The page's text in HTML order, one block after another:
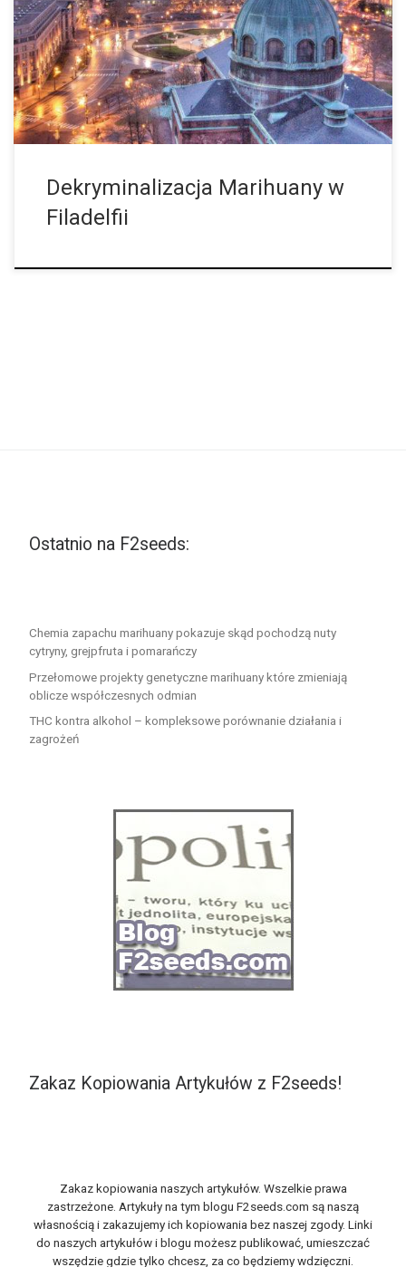
która zdekryminalizowałaby więcej niż uncję marihuany. Wniosek,
napisany przez radnego Jima Kenneya spowodowałby że
posiadanie do 30 gramów cannabis jest tylko karą cywilną,
karaną grzywną w wysokości 25 dolarów amerykańskich. Ci,
którzy zostaną schwytani za posiadanie, mogą od razu zapłacić
grzywnę, aby uniknąć w przyszłości problemów […]
Dekryminalizacja Marihuany w
Filadelfii
Ostatnio na F2seeds:
Chemia zapachu marihuany pokazuje skąd pochodzą nuty
cytryny, grejpfruta i pomarańczy
Przełomowe projekty genetyczne marihuany które zmieniają
oblicze współczesnych odmian
THC kontra alkohol – kompleksowe porównanie działania i
zagrożeń
Zakaz Kopiowania Artykułów z F2seeds!
Zakaz kopiowania naszych artykułów. Wszelkie prawa
zastrzeżone. Artykuły na tym blogu F2seeds.com są naszą
własnością i zakazujemy ich kopiowania bez naszej zgody. Linki
do naszych artykułów i blogu możesz publikować, umieszczać
wszędzie gdzie tylko chcesz, za co będziemy wdzięczni.